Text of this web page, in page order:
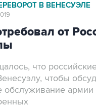
В ВЕНЕСУЭЛЕ
от
что
чтобы
обслуживание армии